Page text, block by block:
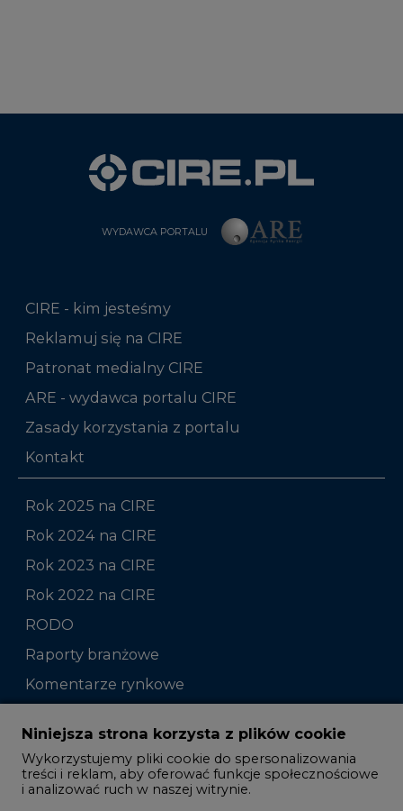
WYDAWCA PORTALU
CIRE - kim jesteśmy
Reklamuj się na CIRE
Patronat medialny CIRE
ARE - wydawca portalu CIRE
Zasady korzystania z portalu
Kontakt
Rok 2025 na CIRE
Rok 2024 na CIRE
Rok 2023 na CIRE
Rok 2022 na CIRE
RODO
Raporty branżowe
Komentarze rynkowe
Zmiany kadrowe na rynku
Studio CIRE
Rozmowy o energetyce
Niniejsza strona korzysta z plików cookie
Wykorzystujemy pliki cookie do spersonalizowania
treści i reklam, aby oferować funkcje społecznościowe
i analizować ruch w naszej witrynie.